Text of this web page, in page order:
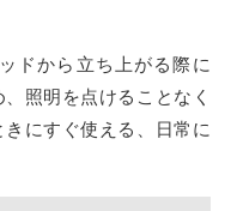
ドから立ち上がる際に
照明を点けることなく
にすぐ使える、日常に